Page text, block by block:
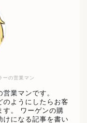
ーの営業マン
業マンです。
のようにしたらお客
す。 ワーゲンの購
けになる記事を書い